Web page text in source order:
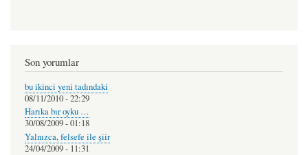
Son yorumlar
bu ikinci yeni tadındaki
08/11/2010 - 22:29
Harıka bır oyku …
30/08/2009 - 01:18
Yalnızca, felsefe ile şiir
24/04/2009 - 11:31